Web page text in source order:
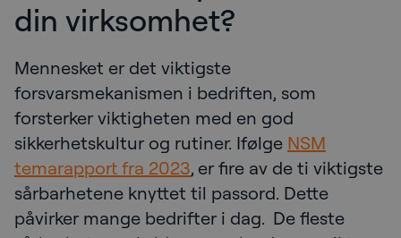
din virksomhet?
Mennesket er det viktigste
forsvarsmekanismen i bedriften, som
forsterker viktigheten med en god
sikkerhetskultur og rutiner. Ifølge NSM
temarapport fra 2023, er fire av de ti viktigste
sårbarhetene knyttet til passord. Dette
påvirker mange bedrifter i dag. De fleste